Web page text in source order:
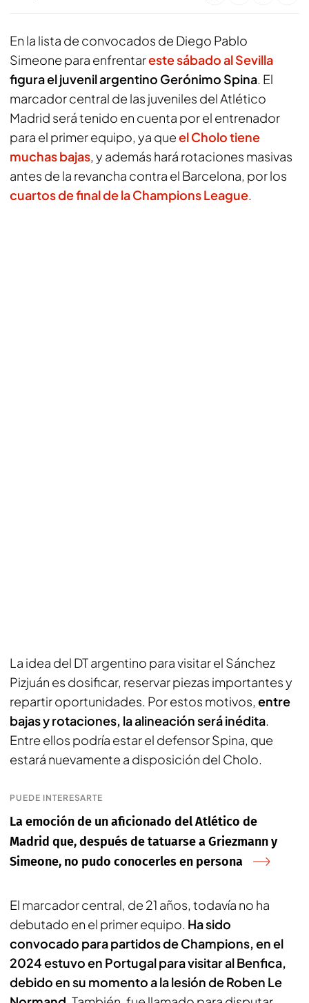
En la lista de convocados de Diego Pablo
Simeone para enfrentareste sábado al Sevilla
figura el juvenil argentino Gerónimo Spina. El
marcador central de las juveniles del Atlético
Madrid será tenido en cuenta por el entrenador
para el primer equipo, ya queel Cholo tiene
muchas bajas, y además hará rotaciones masivas
antes de la revancha contra el Barcelona, por los
cuartos de final de la Champions League.
La idea del DT argentino para visitar el Sánchez
Pizjuán es dosificar, reservar piezas importantes y
repartir oportunidades. Por estos motivos, entre
bajas y rotaciones, la alineación será inédita.
Entre ellos podría estar el defensor Spina, que
estará nuevamente a disposición del Cholo.
PUEDE INTERESARTE
La emoción de un aficionado del Atlético de
Madrid que, después de tatuarse a Griezmann y
Simeone, no pudo conocerles en persona
El marcador central, de 21 años, todavía no ha
debutado en el primer equipo. Ha sido
convocado para partidos de Champions, en el
2024 estuvo en Portugal para visitar al Benfica,
debido en su momento a la lesión de Roben Le